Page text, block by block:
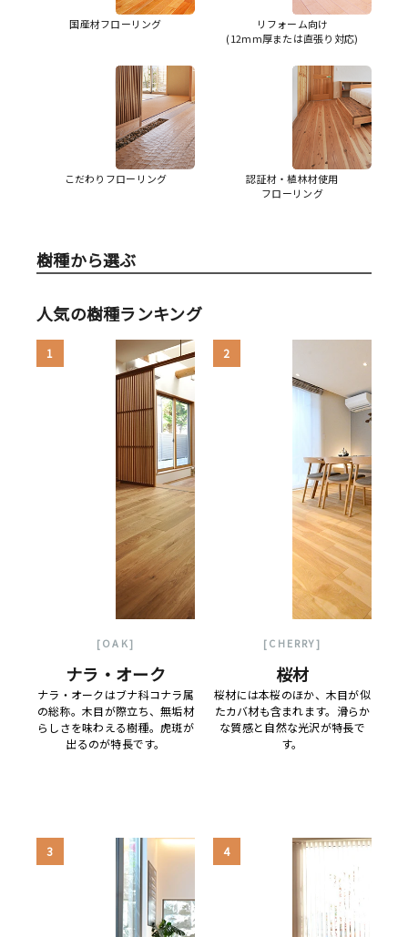
国産材フローリング
リフォーム向け
(12mm厚または直張り対応)
こだわりフローリング
認証材・植林材使用
フローリング
樹種から選ぶ
人気の樹種ランキング
1
[OAK]
ナラ・オーク
ナラ・オークはブナ科コナラ属
の総称。木目が際立ち、無垢材
らしさを味わえる樹種。虎斑が
出るのが特長です。
2
[CHERRY]
桜材
桜材には本桜のほか、木目が似
たカバ材も含まれます。滑らか
な質感と自然な光沢が特長で
す。
3 4